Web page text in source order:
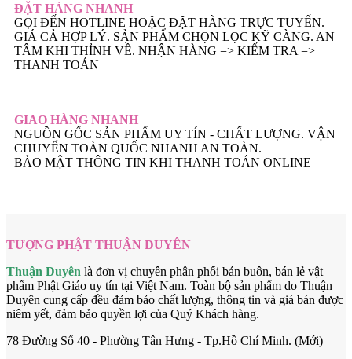
ĐẶT HÀNG NHANH
GỌI ĐẾN HOTLINE HOẶC ĐẶT HÀNG TRỰC TUYẾN.
GIÁ CẢ HỢP LÝ. SẢN PHẨM CHỌN LỌC KỸ CÀNG. AN
TÂM KHI THỈNH VỀ. NHẬN HÀNG => KIẾM TRA =>
THANH TOÁN
GIAO HÀNG NHANH
NGUỒN GỐC SẢN PHẨM UY TÍN - CHẤT LƯỢNG. VẬN
CHUYỂN TOÀN QUỐC NHANH AN TOÀN.
BẢO MẬT THÔNG TIN KHI THANH TOÁN ONLINE
TƯỢNG PHẬT THUẬN DUYÊN
Thuận Duyên là đơn vị chuyên phân phối bán buôn, bán lẻ vật
phẩm Phật Giáo uy tín tại Việt Nam. Toàn bộ sản phẩm do Thuận
Duyên cung cấp đều đảm bảo chất lượng, thông tin và giá bán được
niêm yết, đảm bảo quyền lợi của Quý Khách hàng.
78 Đường Số 40 - Phường Tân Hưng - Tp.Hồ Chí Minh. (Mới)